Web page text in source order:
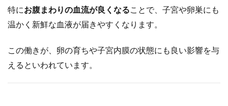
整え
る
② 子
宮や
特にお腹まわりの血流が良くなることで、子宮や卵巣にも
温かく新鮮な血液が届きやすくなります。
この働きが、卵の育ちや子宮内膜の状態にも良い影響を与
えるといわれています。